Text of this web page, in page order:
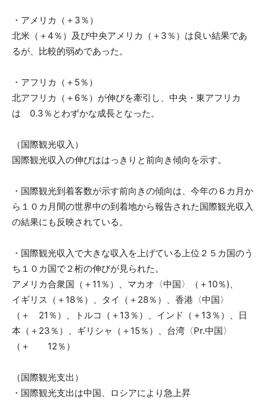
・アメリカ（＋3％）
北米（＋4％）及び中央アメリカ（＋3％）は良い結果であ
るが、比較的弱めであった。
・アフリカ（＋5％）
北アフリカ（＋6％）が伸びを牽引し、中央・東アフリカ
は 0.3％とわずかな成長となった。
（国際観光収入）
国際観光収入の伸びははっきりと前向き傾向を示す。
・国際観光到着客数が示す前向きの傾向は、今年の６カ月か
ら１０カ月間の世界中の到着地から報告された国際観光収入
の結果にも反映されている。
・国際観光収入で大きな収入を上げている上位２５カ国のう
ち１０カ国で２桁の伸びが見られた。
アメリカ合衆国（＋11％）、マカオ〈中国〉（＋10％)、
イギリス（＋18％）、タイ（＋28％）、香港〈中国〉
（＋ 21％）、トルコ（＋13％）、インド（＋13％）、日
本（＋23％）、ギリシャ（＋15％）、台湾〈Pr.中国〉
（＋ 12％）
（国際観光支出）
・国際観光支出は中国、ロシアにより急上昇